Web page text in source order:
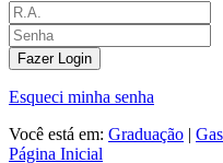
Fazer Login
Esqueci minha senha
Você está em: Graduação |
Página Inicial